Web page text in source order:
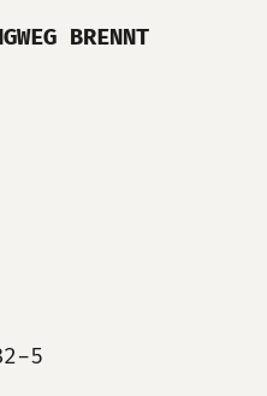
BRENNT
5